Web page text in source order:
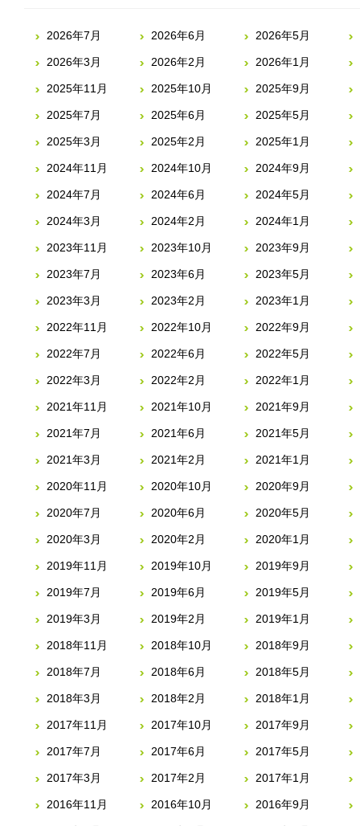
2026年7月 2026年6月 2026年5月
2026年3月 2026年2月 2026年1月
2025年11月 2025年10月 2025年9月
2025年7月 2025年6月 2025年5月
2025年3月 2025年2月 2025年1月
2024年11月 2024年10月 2024年9月
2024年7月 2024年6月 2024年5月
2024年3月 2024年2月 2024年1月
2023年11月 2023年10月 2023年9月
2023年7月 2023年6月 2023年5月
2023年3月 2023年2月 2023年1月
2022年11月 2022年10月 2022年9月
2022年7月 2022年6月 2022年5月
2022年3月 2022年2月 2022年1月
2021年11月 2021年10月 2021年9月
2021年7月 2021年6月 2021年5月
2021年3月 2021年2月 2021年1月
2020年11月 2020年10月 2020年9月
2020年7月 2020年6月 2020年5月
2020年3月 2020年2月 2020年1月
2019年11月 2019年10月 2019年9月
2019年7月 2019年6月 2019年5月
2019年3月 2019年2月 2019年1月
2018年11月 2018年10月 2018年9月
2018年7月 2018年6月 2018年5月
2018年3月 2018年2月 2018年1月
2017年11月 2017年10月 2017年9月
2017年7月 2017年6月 2017年5月
2017年3月 2017年2月 2017年1月
2016年11月 2016年10月 2016年9月